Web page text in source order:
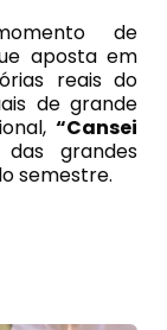
de
aposta em
reais do
de grande
“Cansei
grandes
semestre.